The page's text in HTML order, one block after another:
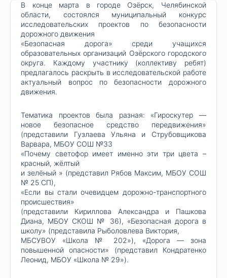
В конце марта в городе Озёрск, Челябинской
области, состоялся муниципальный конкурс
исследовательских проектов по безопасности
дорожного движения
«Безопасная дорога» среди учащихся
образовательных организаций Озёрского городского
округа. Каждому участнику (коллективу ребят)
предлагалось раскрыть в исследовательской работе
актуальный вопрос по безопасности дорожного
движения.
Тематика проектов была разная: «Гироскутер —
новое безопасное средство передвижения»
(представили Гузлаева Ульяна и Струбовщикова
Варвара, МБОУ СОШ №33
«Почему светофор имеет именно эти три цвета –
красный, жёлтый
и зелёный » (представил Рябов Максим, МБОУ СОШ
№ 25 СП),
«Если вы стали очевидцем дорожно-транспортного
происшествия»
(представили Кириллова Александра и Пашкова
Диана, МБОУ СКОШ № 36), «Безопасная дорога в
школу» (представила Рыболовлева Виктория,
МБСУВОУ «Школа № 202»), «Дорога — зона
повышенной опасности» (представил Кондратенко
Леонид, МБОУ «Школа № 29»).